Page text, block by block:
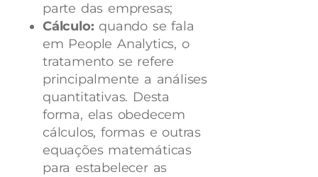
parte das empresas;
Cálculo: quando se fala
em People Analytics, o
tratamento se refere
principalmente a análises
quantitativas. Desta
forma, elas obedecem
cálculos, formas e outras
equações matemáticas
para estabelecer as